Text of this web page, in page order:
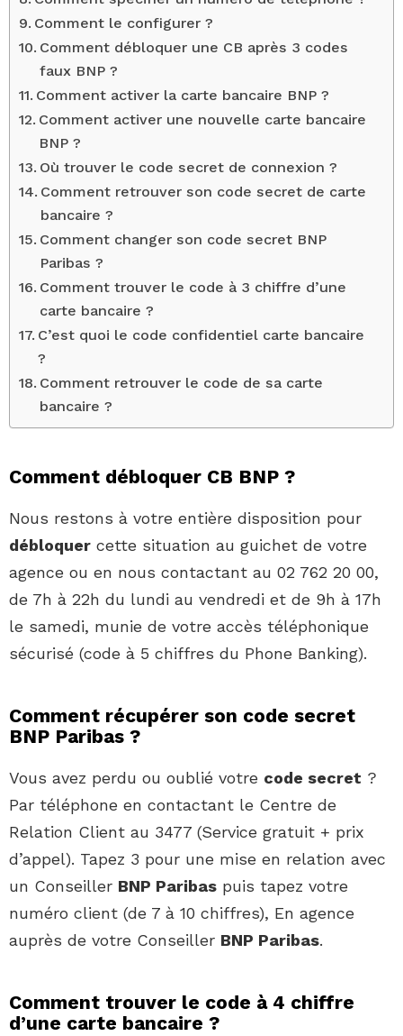
Comment le configurer ?
Comment débloquer une CB après 3 codes
faux BNP ?
Comment activer la carte bancaire BNP ?
Comment activer une nouvelle carte bancaire
BNP ?
Où trouver le code secret de connexion ?
Comment retrouver son code secret de carte
bancaire ?
Comment changer son code secret BNP
Paribas ?
Comment trouver le code à 3 chiffre d’une
carte bancaire ?
C’est quoi le code confidentiel carte bancaire
?
Comment retrouver le code de sa carte
bancaire ?
Comment débloquer CB BNP ?
Nous restons à votre entière disposition pour
débloquer cette situation au guichet de votre
agence ou en nous contactant au 02 762 20 00,
de 7h à 22h du lundi au vendredi et de 9h à 17h
le samedi, munie de votre accès téléphonique
sécurisé (code à 5 chiffres du Phone Banking).
Comment récupérer son code secret
BNP Paribas ?
Vous avez perdu ou oublié votre code secret ?
Par téléphone en contactant le Centre de
Relation Client au 3477 (Service gratuit + prix
d’appel). Tapez 3 pour une mise en relation avec
un Conseiller BNP Paribas puis tapez votre
numéro client (de 7 à 10 chiffres), En agence
auprès de votre Conseiller BNP Paribas.
Comment trouver le code à 4 chiffre
d’une carte bancaire ?